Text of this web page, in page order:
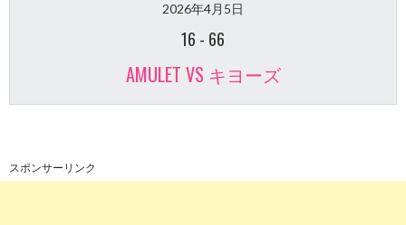
2026年4月5日
16 - 66
AMULET VS キヨーズ
スポンサーリンク